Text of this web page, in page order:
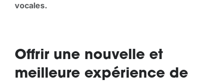
vocales.
Offrir une nouvelle et
meilleure expérience de